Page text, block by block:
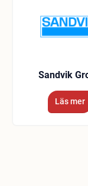
Sandvik
Läs mer